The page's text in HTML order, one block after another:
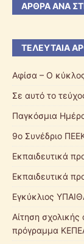
ΆΡΘΡΑ ΑΝΆ
ΤΕΛΕΥΤΑΊΑ
Αφίσα – Ο
Σε αυτό το
Παγκόσμια
9ο Συνέδριο
Εκπαιδευτικά
Εκπαιδευτικά
Εγκύκλιος
Αίτηση
πρόγραμμα